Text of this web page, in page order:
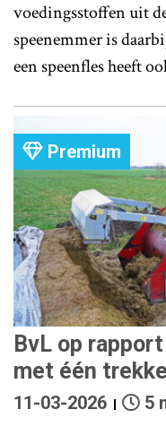
voedingsstoffen uit
speenemmer is
een speenfles heeft
Premium
BvL op
met één
11-03-2026 5